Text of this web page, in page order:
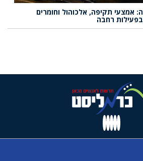
אמצעי תקיפה, אלכוהול וחומרים
רחבה